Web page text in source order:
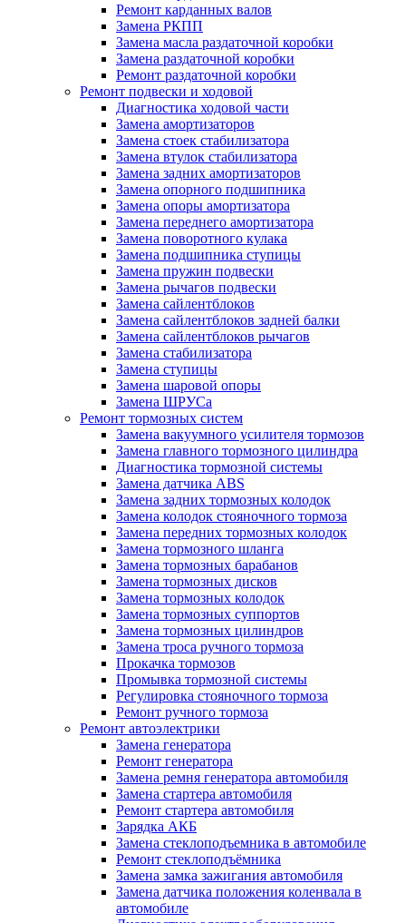
Ремонт карданных валов
Замена РКПП
Замена масла раздаточной коробки
Замена раздаточной коробки
Ремонт раздаточной коробки
Ремонт подвески и ходовой
Диагностика ходовой части
Замена амортизаторов
Замена стоек стабилизатора
Замена втулок стабилизатора
Замена задних амортизаторов
Замена опорного подшипника
Замена опоры амортизатора
Замена переднего амортизатора
Замена поворотного кулака
Замена подшипника ступицы
Замена пружин подвески
Замена рычагов подвески
Замена сайлентблоков
Замена сайлентблоков задней балки
Замена сайлентблоков рычагов
Замена стабилизатора
Замена ступицы
Замена шаровой опоры
Замена ШРУСа
Ремонт тормозных систем
Замена вакуумного усилителя тормозов
Замена главного тормозного цилиндра
Диагностика тормозной системы
Замена датчика ABS
Замена задних тормозных колодок
Замена колодок стояночного тормоза
Замена передних тормозных колодок
Замена тормозного шланга
Замена тормозных барабанов
Замена тормозных дисков
Замена тормозных колодок
Замена тормозных суппортов
Замена тормозных цилиндров
Замена троса ручного тормоза
Прокачка тормозов
Промывка тормозной системы
Регулировка стояночного тормоза
Ремонт ручного тормоза
Ремонт автоэлектрики
Замена генератора
Ремонт генератора
Замена ремня генератора автомобиля
Замена стартера автомобиля
Ремонт стартера автомобиля
Зарядка АКБ
Замена стеклоподъемника в автомобиле
Ремонт стеклоподъёмника
Замена замка зажигания автомобиля
Замена датчика положения коленвала в
автомобиле